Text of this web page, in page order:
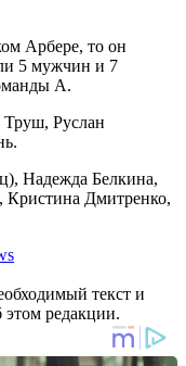
Арбере, то он
5 мужчин и 7
А.
Руслан
Надежда Белкина,
Кристина Дмитренко,
текст и
редакции.